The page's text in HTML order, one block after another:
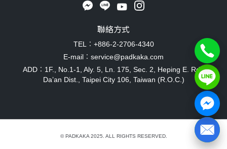
聯絡方式
TEL：+886-2-2706-4340
E-mail：service@padkaka.com
ADD：1F., No.1-1, Aly. 5, Ln. 175, Sec. 2, Heping E. Rd.,
Da’an Dist., Taipei City 106, Taiwan (R.O.C.)
© PADKAKA 2025. ALL RIGHTS RESERVED.